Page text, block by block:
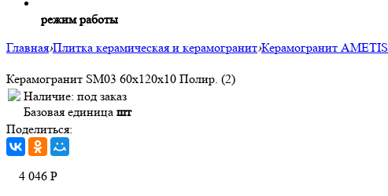
режим работы
Главная›Плитка керамическая и керамогранит›Керамогранит AMETIS
Керамогранит SM03 60x120x10 Полир. (2)
Наличие: под заказ
Базовая единица шт
Поделиться:
4 046 Р